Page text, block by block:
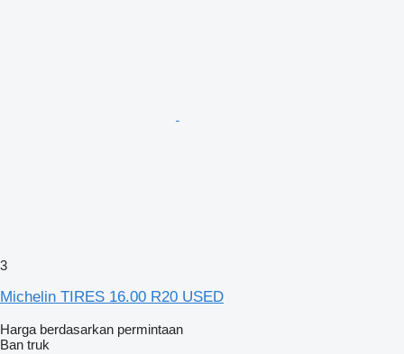
3
Michelin TIRES 16.00 R20 USED
Harga berdasarkan permintaan
Ban truk